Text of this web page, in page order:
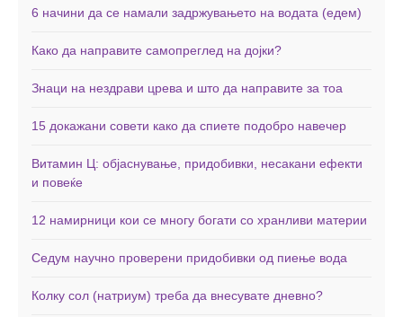
6 начини да се намали задржувањето на водата (едем)
Како да направите самопреглед на дојки?
Знаци на нездрави црева и што да направите за тоа
15 докажани совети како да спиете подобро навечер
Витамин Ц: објаснување, придобивки, несакани ефекти
и повеќе
12 намирници кои се многу богати со хранливи материи
Седум научно проверени придобивки од пиење вода
Колку сол (натриум) треба да внесувате дневно?